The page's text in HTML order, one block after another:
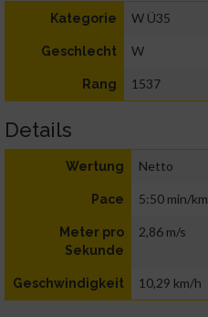
Kategorie W Ü35
Geschlecht W
Rang 1537
Details
Wertung Netto
Pace 5:50 min/km
Meter pro
Sekunde
2,86 m/s
Geschwindigkeit 10,29 km/h